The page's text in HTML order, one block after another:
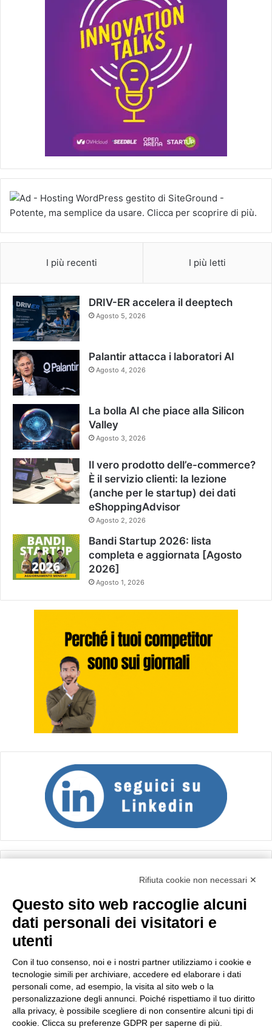
I più recenti I più letti
DRIV-ER accelera il deeptech
Agosto 5, 2026
Palantir attacca i laboratori AI
Agosto 4, 2026
La bolla AI che piace alla Silicon
Valley
Agosto 3, 2026
Il vero prodotto dell’e-commerce?
È il servizio clienti: la lezione
(anche per le startup) dei dati
eShoppingAdvisor
Agosto 2, 2026
Bandi Startup 2026: lista
completa e aggiornata [Agosto
2026]
Agosto 1, 2026
Importo netto (€):
Calcola
Rifiuta cookie non necessari ✕
Questo sito web raccoglie alcuni
dati personali dei visitatori e
utenti
Con il tuo consenso, noi e i nostri partner utilizziamo i cookie e
tecnologie simili per archiviare, accedere ed elaborare i dati
personali come, ad esempio, la visita al sito web o la
personalizzazione degli annunci. Poiché rispettiamo il tuo diritto
alla privacy, è possibile scegliere di non consentire alcuni tipi di
cookie. Clicca su preferenze GDPR per saperne di più.